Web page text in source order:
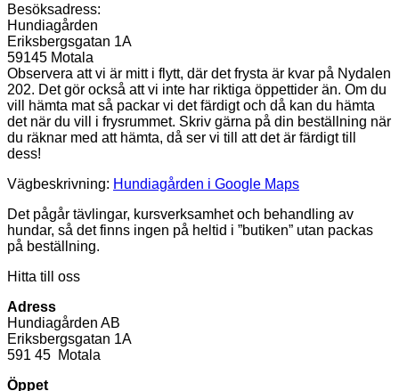
Besöksadress:
Hundiagården
Eriksbergsgatan 1A
59145 Motala
Observera att vi är mitt i flytt, där det frysta är kvar på Nydalen
202. Det gör också att vi inte har riktiga öppettider än. Om du
vill hämta mat så packar vi det färdigt och då kan du hämta
det när du vill i frysrummet. Skriv gärna på din beställning när
du räknar med att hämta, då ser vi till att det är färdigt till
dess!
Vägbeskrivning: Hundiagården i Google Maps
Det pågår tävlingar, kursverksamhet och behandling av
hundar, så det finns ingen på heltid i ”butiken” utan packas
på beställning.
Hitta till oss
Adress
Hundiagården AB
Eriksbergsgatan 1A
591 45 Motala
Öppet